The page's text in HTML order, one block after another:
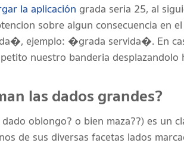
la aplicación grada seria 25, al
sobre algun consecuencia en
ejemplo: �grada servida�. En
nuestro banderia desplazandolo
las dados grandes?
oblongo? o bien maza??) es un
de sus diversas facetas lados